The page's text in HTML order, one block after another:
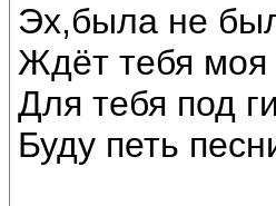
Эх,была не
Ждёт тебя моя
Для тебя под
Буду петь